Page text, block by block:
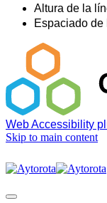
Altura de la
Espaciado de
Web Accessibility
Skip to main content